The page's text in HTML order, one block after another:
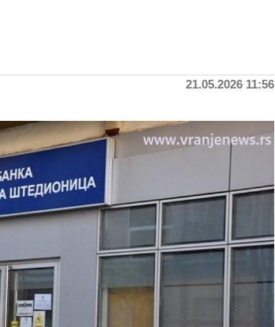
21.05.2026 11:56